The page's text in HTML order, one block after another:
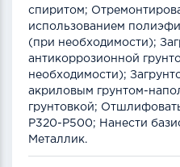
спиритом;
использованием
(при необходимости);
антикоррозионной
необходимости);
акриловым грунтом-
грунтовкой;
Р320-Р500; Нанести
Металлик.